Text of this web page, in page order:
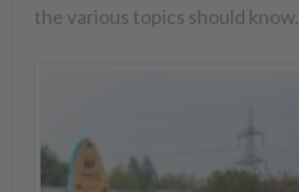
the various topics should know.